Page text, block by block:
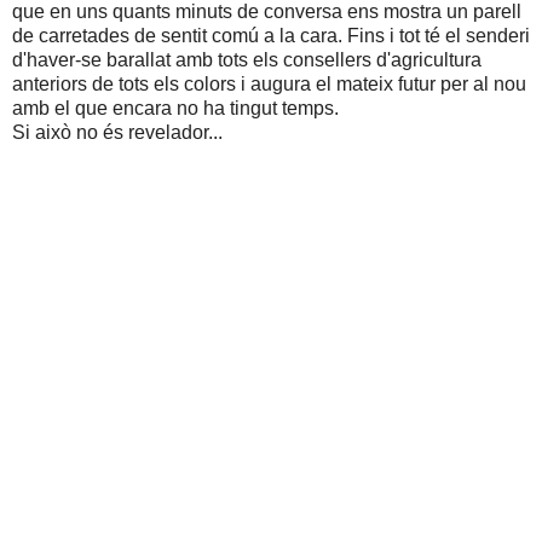
que en uns quants minuts de conversa ens mostra un parell
de carretades de sentit comú a la cara. Fins i tot té el senderi
d'haver-se barallat amb tots els consellers d'agricultura
anteriors de tots els colors i augura el mateix futur per al nou
amb el que encara no ha tingut temps.
Si això no és revelador...